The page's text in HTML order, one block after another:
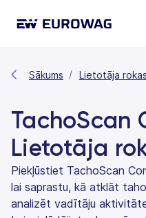
Sākums Lietotāja
TachoScan
Lietotāja
Piekļūstiet TachoScan
lai saprastu, kā atklāt
analizēt vadītāju